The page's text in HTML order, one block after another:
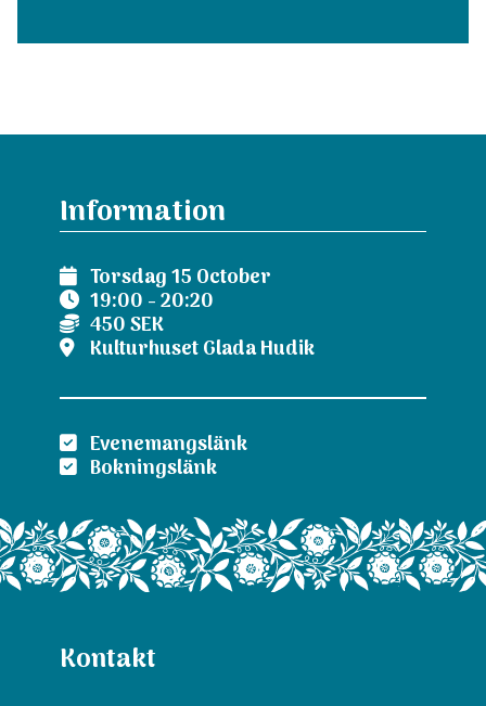
Information
Torsdag 15 October
19:00 - 20:20
450 SEK
Kulturhuset Glada Hudik
Evenemangslänk
Bokningslänk
Kontakt